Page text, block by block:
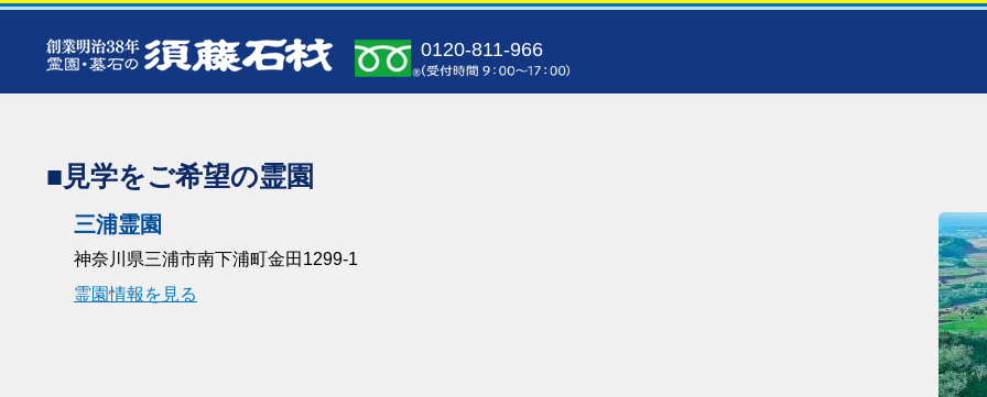
0120-811-966
■見学をご希望の霊園
三浦霊園
神奈川県三浦市南下浦町金田1299-1
霊園情報を見る